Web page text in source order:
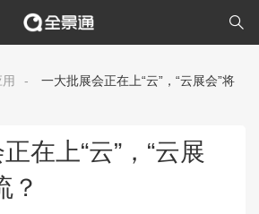
-
一大批展会正在上“云”，“云展会”将
在上“云”，“云展
？